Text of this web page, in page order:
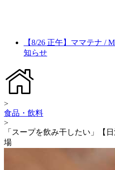
【8/26 正午】ママテナ /
知らせ
>
食品・飲料
>
「スープを飲み干したい」【
場